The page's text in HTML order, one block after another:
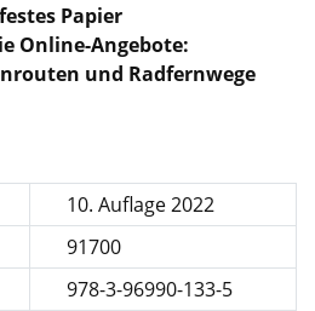
Papier
Online-Angebote:
und Radfernwege
10. Auflage 2022
91700
978-3-96990-133-5